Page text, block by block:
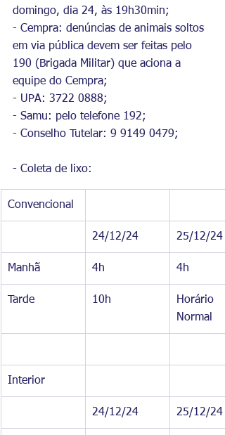
domingo, dia 24, às 19h30min;
- Cempra: denúncias de animais soltos
em via pública devem ser feitas pelo
190 (Brigada Militar) que aciona a
equipe do Cempra;
- UPA: 3722 0888;
- Samu: pelo telefone 192;
- Conselho Tutelar: 9 9149 0479;
- Coleta de lixo:
Convencional
24/12/24 25/12/24
Manhã 4h 4h
Tarde 10h
Horário
Normal
Interior
24/12/24 25/12/24